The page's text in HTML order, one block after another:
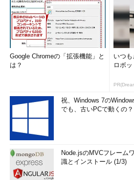
Google Chromeの「拡張機能」と
は？
いつも
ロボ
祝、Windows 7の
でも、古いPCで動くの
Node.jsのMVCフレーム
識とインストール (1/3)